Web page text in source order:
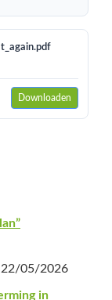
Downloaden
22/05/2026
in